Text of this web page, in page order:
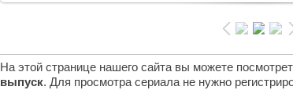
На этой странице нашего сайта вы можете
выпуск. Для просмотра сериала не нужно